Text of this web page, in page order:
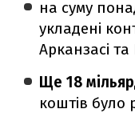
на суму
укладені
Арканзасі та
Ще 18
коштів було